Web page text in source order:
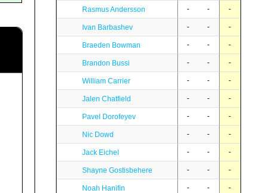
Rasmus Andersson - - -
Ivan Barbashev - - -
Braeden Bowman - - -
Brandon Bussi - - -
William Carrier - - -
Jalen Chatfield - - -
Pavel Dorofeyev - - -
Nic Dowd - - -
Jack Eichel - - -
Shayne Gostisbehere - - -
Noah Hanifin - - -